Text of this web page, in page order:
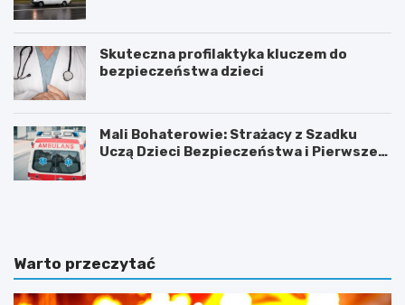
Skuteczna profilaktyka kluczem do
bezpieczeństwa dzieci
Mali Bohaterowie: Strażacy z Szadku
Uczą Dzieci Bezpieczeństwa i Pierwszej
Z
k
a
W
G
Ł
a
s
Warto przeczytać